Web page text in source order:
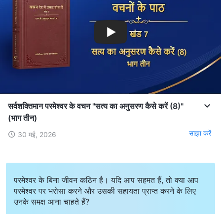
सर्वशक्तिमान परमेश्वर के वचन "सत्य का अनुसरण कैसे करें (8)"
(भाग तीन)
30 मई, 2026 साझा करें
परमेश्वर के बिना जीवन कठिन है। यदि आप सहमत हैं, तो क्या आप
परमेश्वर पर भरोसा करने और उसकी सहायता प्राप्त करने के लिए
उनके समक्ष आना चाहते हैं?